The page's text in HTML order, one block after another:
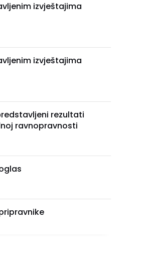
izvještajima
izvještajima
rezultati
ravnopravnosti